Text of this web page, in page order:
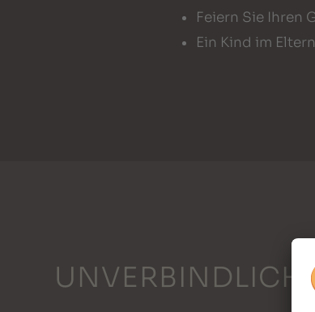
Feiern Sie Ihren
Ein Kind im